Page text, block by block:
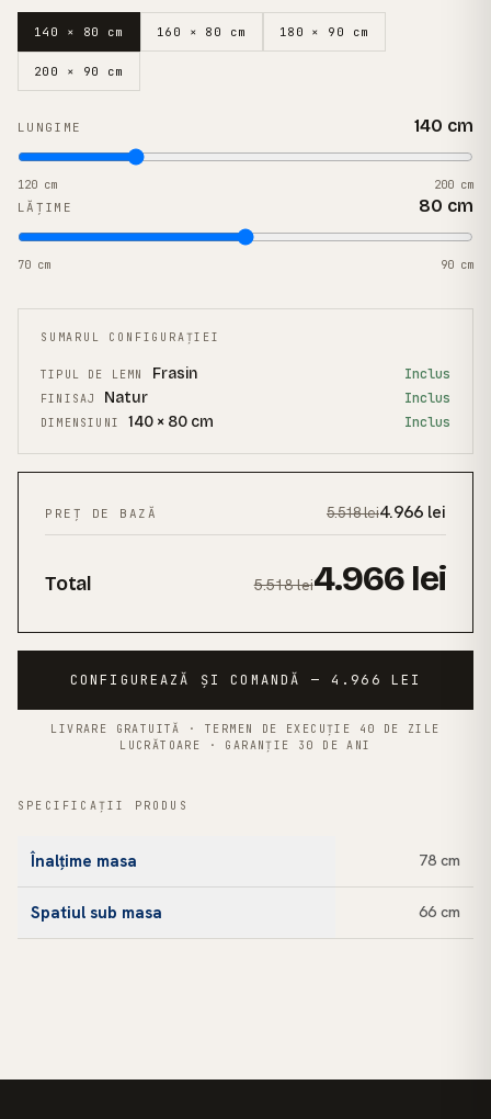
140 × 80 cm 160 × 80 cm 180 × 90 cm
200 × 90 cm
LUNGIME 140 cm
120 cm 200 cm
LĂȚIME 80 cm
70 cm 90 cm
SUMARUL CONFIGURAȚIEI
TIPUL DE LEMN Frasin Inclus
FINISAJ Natur Inclus
DIMENSIUNI 140 × 80 cm Inclus
PREȚ DE BAZĂ 5.518lei4.966 lei
Total 5.518lei4.966lei
CONFIGUREAZĂ ȘI COMANDĂ — 4.966 LEI
LIVRARE GRATUITĂ · TERMEN DE EXECUȚIE 40 DE ZILE
LUCRĂTOARE · GARANȚIE 30 DE ANI
SPECIFICAȚII PRODUS
Înalțime masa 78 cm
Spatiul sub masa 66 cm